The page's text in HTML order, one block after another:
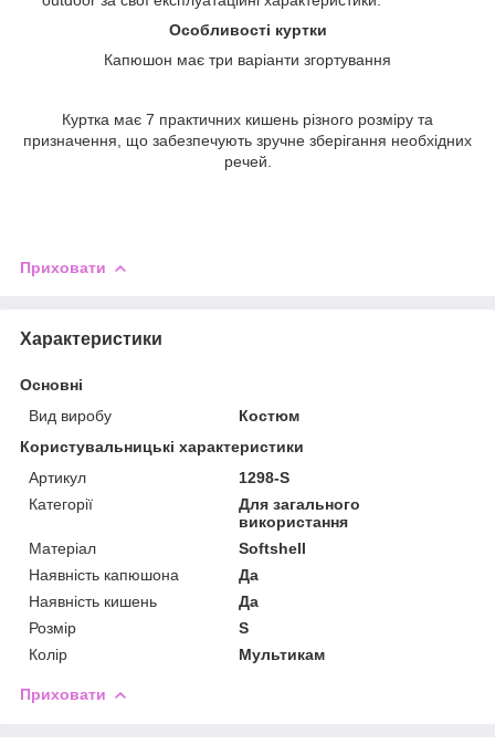
Особливості куртки
Капюшон має три варіанти згортування
Куртка має 7 практичних кишень різного розміру та
призначення, що забезпечують зручне зберігання необхідних
речей.
Приховати
Характеристики
Основні
Вид виробу
Костюм
Користувальницькі характеристики
Артикул
1298-S
Категорії
Для загального
використання
Матеріал
Softshell
Наявність капюшона
Да
Наявність кишень
Да
Розмір
S
Колір
Мультикам
Приховати